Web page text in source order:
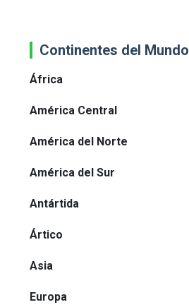
Continentes del Mundo
África
América Central
América del Norte
América del Sur
Antártida
Ártico
Asia
Europa